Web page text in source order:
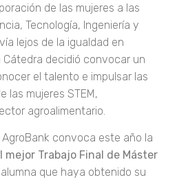
de las mujeres a las
Tecnología, Ingeniería y
lejos de la igualdad en
decidió convocar un
el talento e impulsar las
las mujeres STEM,
agroalimentario.
convoca este año la
mejor Trabajo Final de Máster
que haya obtenido su